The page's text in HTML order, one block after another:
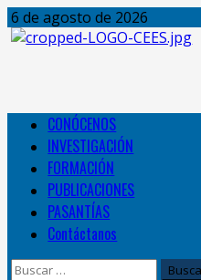
Skip
to
6 de agosto de 2026
Primary
Menu
CONÓCENOS
INVESTIGACIÓN
FORMACIÓN
PUBLICACIONES
PASANTÍAS
Contáctanos
Buscar: